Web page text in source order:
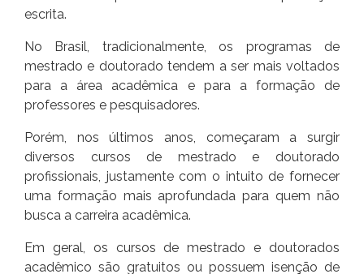
escrita.
No Brasil, tradicionalmente, os programas de
mestrado e doutorado tendem a ser mais voltados
para a área acadêmica e para a formação de
professores e pesquisadores.
Porém, nos últimos anos, começaram a surgir
diversos cursos de mestrado e doutorado
profissionais, justamente com o intuito de fornecer
uma formação mais aprofundada para quem não
busca a carreira acadêmica.
Em geral, os cursos de mestrado e doutorados
acadêmico são gratuitos ou possuem isenção de